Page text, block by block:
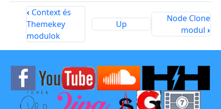
‹ Context és
Themekey
modulok
Up
Node Clone
modul›